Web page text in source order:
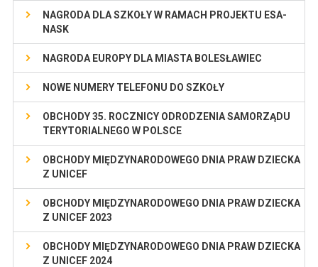
NAGRODA DLA SZKOŁY W RAMACH PROJEKTU ESA-
NASK
NAGRODA EUROPY DLA MIASTA BOLESŁAWIEC
NOWE NUMERY TELEFONU DO SZKOŁY
OBCHODY 35. ROCZNICY ODRODZENIA SAMORZĄDU
TERYTORIALNEGO W POLSCE
OBCHODY MIĘDZYNARODOWEGO DNIA PRAW DZIECKA
Z UNICEF
OBCHODY MIĘDZYNARODOWEGO DNIA PRAW DZIECKA
Z UNICEF 2023
OBCHODY MIĘDZYNARODOWEGO DNIA PRAW DZIECKA
Z UNICEF 2024